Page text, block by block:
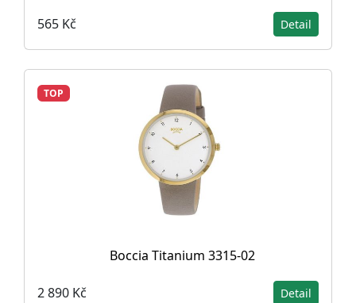
565 Kč Detail
TOP
Boccia Titanium 3315-02
2 890 Kč Detail